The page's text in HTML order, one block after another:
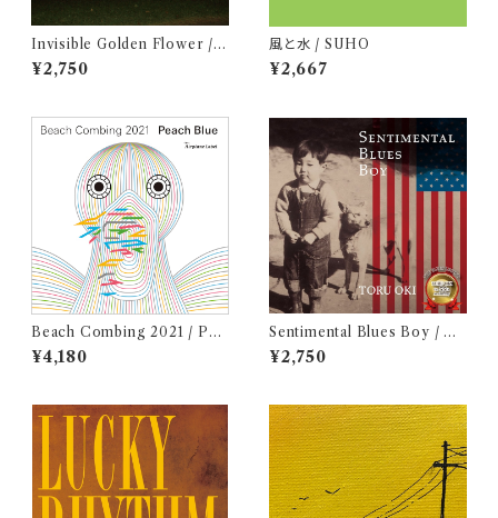
Invisible Golden Flower / J
un Kawabata
¥2,750
風と水 / SUHO
¥2,667
Beach Combing 2021 / Pea
ch Blue (LPレコード＋CD)
¥4,180
Sentimental Blues Boy / 大
木トオル
¥2,750